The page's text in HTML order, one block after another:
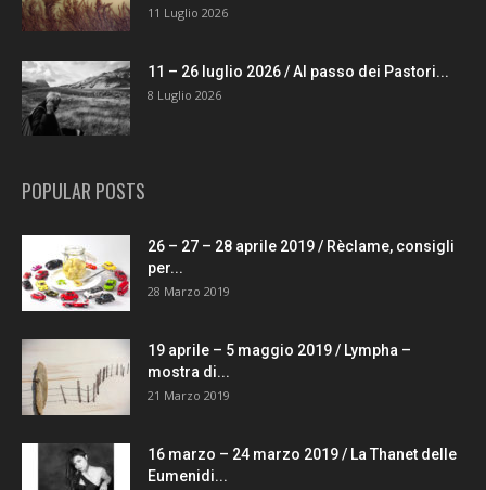
11 Luglio 2026
11 – 26 luglio 2026 / Al passo dei Pastori...
8 Luglio 2026
POPULAR POSTS
26 – 27 – 28 aprile 2019 / Rèclame, consigli
per...
28 Marzo 2019
19 aprile – 5 maggio 2019 / Lympha –
mostra di...
21 Marzo 2019
16 marzo – 24 marzo 2019 / La Thanet delle
Eumenidi...